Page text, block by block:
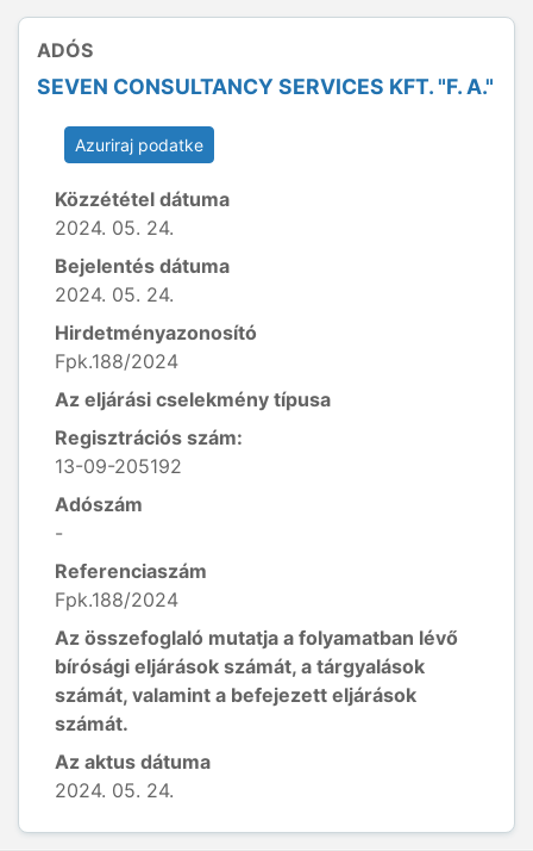
ADÓS
SEVEN CONSULTANCY SERVICES KFT. "F. A."
Azuriraj podatke
Közzététel dátuma
2024. 05. 24.
Bejelentés dátuma
2024. 05. 24.
Hirdetményazonosító
Fpk.188/2024
Az eljárási cselekmény típusa
Regisztrációs szám:
13-09-205192
Adószám
-
Referenciaszám
Fpk.188/2024
Az összefoglaló mutatja a folyamatban lévő
bírósági eljárások számát, a tárgyalások
számát, valamint a befejezett eljárások
számát.
Az aktus dátuma
2024. 05. 24.